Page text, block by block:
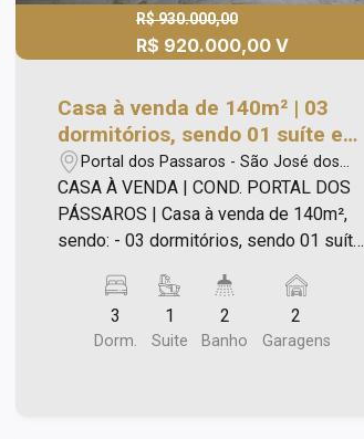
R$ 930.000,00
R$ 920.000,00 V
Casa à venda de 140m² | 03
dormitórios, sendo 01 suíte e
02 vagas de garagem |
Condomínio Portal dos
Pássaros | São José dos
Campos |
Portal dos Passaros - São José dos
Campos/SP
CASA À VENDA | COND. PORTAL DOS
PÁSSAROS | Casa à venda de 140m²,
sendo: - 03 dormitórios, sendo 01 suíte;
iluminação; - Cozinha integrada com a
área gourmet; - Banheiro social; - Área
de serviço; - Área de churrasqueira e
3
Dorm.
1
Suite
2
Banho
2
Garagens